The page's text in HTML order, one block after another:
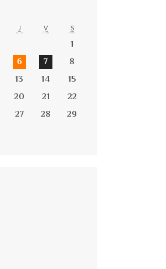
J V S
1
6 7
8
13 14
15
20 21
22
27 28
29